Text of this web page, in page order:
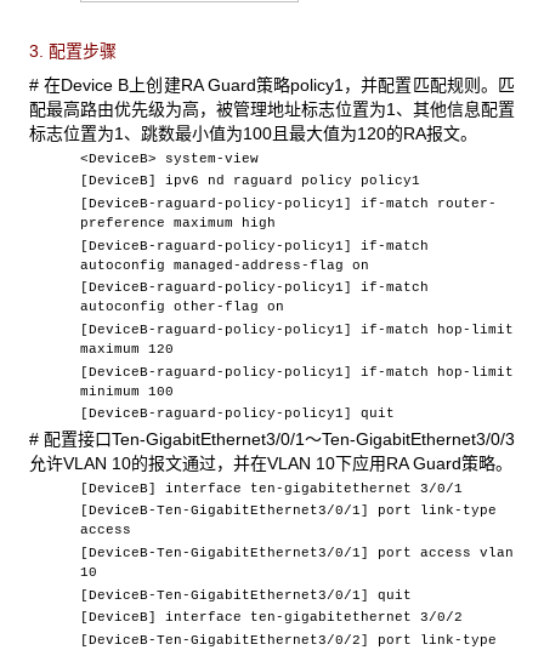
3. 配置步骤
# 在Device B上创建RA Guard策略policy1，并配置匹配规则。匹
配最高路由优先级为高，被管理地址标志位置为1、其他信息配置
标志位置为1、跳数最小值为100且最大值为120的RA报文。
<DeviceB> system-view
[DeviceB] ipv6 nd raguard policy policy1
[DeviceB-raguard-policy-policy1] if-match router-
preference maximum high
[DeviceB-raguard-policy-policy1] if-match
autoconfig managed-address-flag on
[DeviceB-raguard-policy-policy1] if-match
autoconfig other-flag on
[DeviceB-raguard-policy-policy1] if-match hop-limit
maximum 120
[DeviceB-raguard-policy-policy1] if-match hop-limit
minimum 100
[DeviceB-raguard-policy-policy1] quit
# 配置接口Ten-GigabitEthernet3/0/1～Ten-GigabitEthernet3/0/3
允许VLAN 10的报文通过，并在VLAN 10下应用RA Guard策略。
[DeviceB] interface ten-gigabitethernet 3/0/1
[DeviceB-Ten-GigabitEthernet3/0/1] port link-type
access
[DeviceB-Ten-GigabitEthernet3/0/1] port access vlan
10
[DeviceB-Ten-GigabitEthernet3/0/1] quit
[DeviceB] interface ten-gigabitethernet 3/0/2
[DeviceB-Ten-GigabitEthernet3/0/2] port link-type